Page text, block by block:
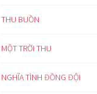
THU BUỒN
MỘT TRỜI THU
NGHĨA TÌNH ĐỒNG ĐỘI